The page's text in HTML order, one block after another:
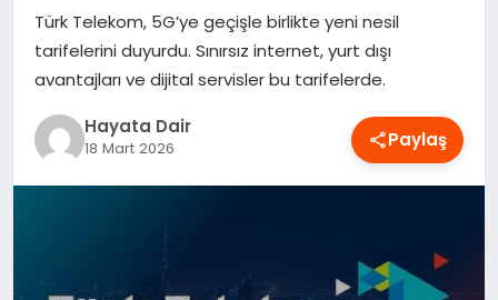
KRIPTO PARALAR
KIMDIR?
NEDIR?
Türk Telekom, 5G’ye geçişle birlikte yeni nesil
tarifelerini duyurdu. Sınırsız internet, yurt dışı
avantajları ve dijital servisler bu tarifelerde.
Hayata Dair
18 Mart 2026 Paylaş